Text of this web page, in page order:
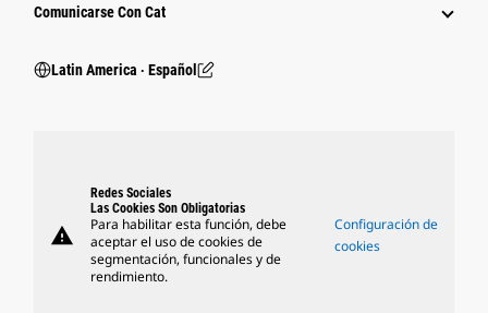
Comunicarse Con Cat
Latin America ‧ Español
warning
Redes Sociales
Las Cookies Son Obligatorias
Para habilitar esta función, debe
aceptar el uso de cookies de
segmentación, funcionales y de
rendimiento.
Configuración de
cookies